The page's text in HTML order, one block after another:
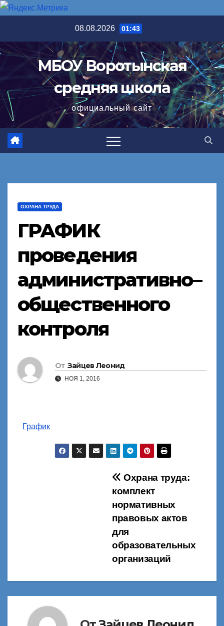
содержимому
08.08.2026 01:43
МБОУ Воротынская
средняя школа
официальный сайт
ОХРАНА ТРУДА
ГРАФИК
проведения
административно–
общественного
контроля
От Зайцев Леонид
НОЯ 1, 2016
График
Охрана труда:
комплект
нормативных
правовых актов
для
образовательных
организаций